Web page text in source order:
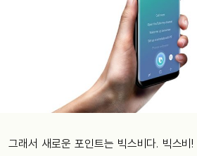
그래서 새로운 포인트는 빅스비다. 빅스